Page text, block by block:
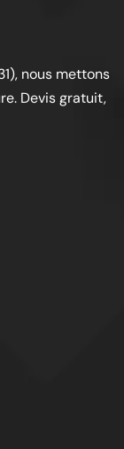
nous mettons
Devis gratuit,